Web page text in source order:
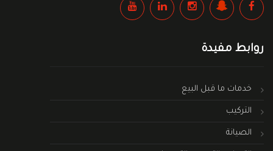
روابط مفيدة
خدمات ما قبل البيع
التركيب
الصيانة